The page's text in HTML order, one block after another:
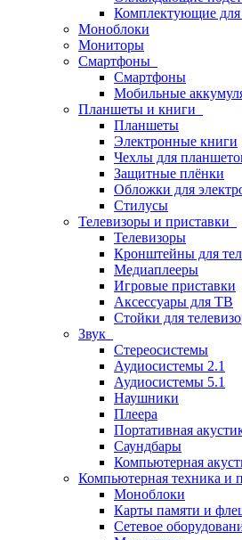
Комплектующие для
Моноблоки
Мониторы
Смартфоны
Смартфоны
Мобильные
Планшеты и книги
Планшеты
Электронные книги
Чехлы для
Защитные плёнки
Обложки для
Стилусы
Телевизоры и приставки
Телевизоры
Кронштейны для
Медиаплееры
Игровые приставки
Аксессуары для ТВ
Стойки для
Звук
Стереосистемы
Аудиосистемы 2.1
Аудиосистемы 5.1
Наушники
Плеера
Портативная
Саундбары
Компьютерная
Компьютерная техника и
Моноблоки
Карты памяти и
Сетевое